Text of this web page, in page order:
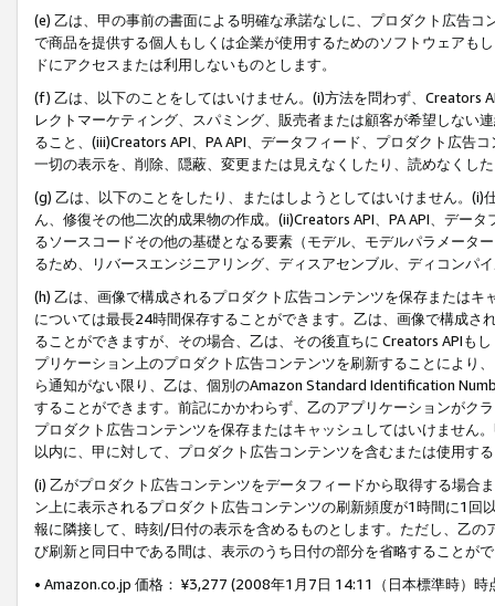
(e) 乙は、甲の事前の書面による明確な承諾なしに、プロダクト広告
で商品を提供する個人もしくは企業が使用するためのソフトウェアも
ドにアクセスまたは利用しないものとします。
(f) 乙は、以下のことをしてはいけません。(i)方法を問わず、Creators
レクトマーケティング、スパミング、販売者または顧客が希望しない
ること、(iii)Creators API、PA API、データフィード、プロダクト広告
一切の表示を、削除、隠蔽、変更または見えなくしたり、読めなくし
(g) 乙は、以下のことをしたり、またはしようとしてはいけません。
ん、修復その他二次的成果物の作成。(ii)Creators API、PA API、デー
るソースコードその他の基礎となる要素（モデル、モデルパラメータ
るため、リバースエンジニアリング、ディスアセンブル、ディコンパ
(h) 乙は、画像で構成されるプロダクト広告コンテンツを保存または
については最長24時間保存することができます。乙は、画像で構成
ることができますが、その場合、乙は、その後直ちに Creators APIも
プリケーション上のプロダクト広告コンテンツを刷新することにより
ら通知がない限り、乙は、個別のAmazon Standard Identification
することができます。前記にかかわらず、乙のアプリケーションがク
プロダクト広告コンテンツを保存またはキャッシュしてはいけません
以内に、甲に対して、プロダクト広告コンテンツを含むまたは使用す
(i) 乙がプロダクト広告コンテンツをデータフィードから取得する場合
ン上に表示されるプロダクト広告コンテンツの刷新頻度が1時間に1
報に隣接して、時刻/日付の表示を含めるものとします。ただし、乙
び刷新と同日中である間は、表示のうち日付の部分を省略することが
• Amazon.co.jp 価格： ¥3,277 (2008年1月7日 14:11（日本標準時）